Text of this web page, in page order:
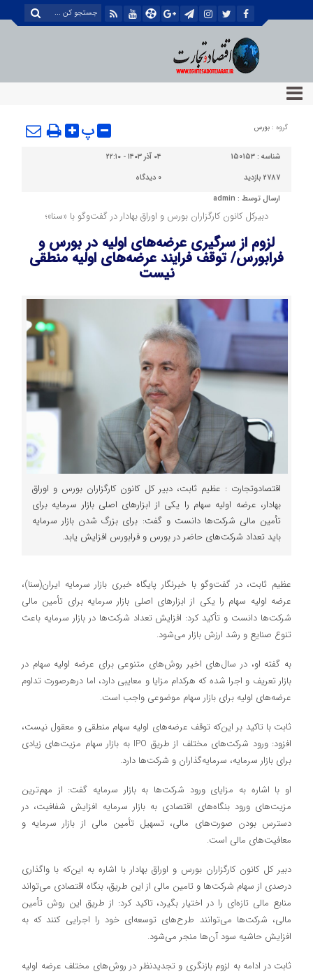
گروه : بورس پ
شناسه : 150153
۰۴ آذر ۱۴۰۳ - ۲۲:۱۰
2787 بازدید
0 دیدگاه
ارسال توسط : admin
دبیرکل کانون کارگزاران بورس و اوراق بهادار در گفت‌وگو با «سنا»؛
لزوم از سرگیری عرضه‌های اولیه در بورس و
فرابورس/ توقف فرایند عرضه‌های اولیه منطقی
نیست
اقتصادوتجارت : عظیم ثابت، دبیر کل کانون کارگزاران بورس و اوراق
بهادار، عرضه اولیه سهام را یکی از ابزارهای اصلی بازار سرمایه برای
تأمین مالی شرکت‌ها دانست و گفت: برای بزرگ شدن بازار سرمایه
باید تعداد شرکت‌های حاضر در بورس و فرابورس افزایش یابد.
عظیم ثابت، در گفت‌وگو با خبرنگار پایگاه خبری بازار سرمایه ایران(سنا)،
عرضه اولیه سهام را یکی از ابزارهای اصلی بازار سرمایه برای تأمین مالی
شرکت‌ها دانست و تأکید کرد: افزایش تعداد شرکت‌ها در بازار سرمایه باعث
تنوع صنایع و رشد ارزش بازار می‌شود.
به گفته او، در سال‌های اخیر روش‌های متنوعی برای عرضه اولیه سهام در
بازار تعریف و اجرا شده که هرکدام مزایا و معایبی دارد، اما درهرصورت تداوم
عرضه‌های اولیه برای بازار سهام موضوعی واجب است.
ثابت با تاکید بر این‌که توقف عرضه‌های اولیه سهام منطقی و معقول نیست،
افزود: ورود شرکت‌های مختلف از طریق IPO به بازار سهام مزیت‌های زیادی
برای بازار سرمایه، سرمایه‌گذاران و شرکت‌ها دارد.
او با اشاره به مزایای ورود شرکت‌ها به بازار سرمایه گفت: از مهم‌ترین
مزیت‌های ورود بنگاه‌های اقتصادی به بازار سرمایه افزایش شفافیت، در
دسترس بودن صورت‌های مالی، تسهیل تأمین مالی از بازار سرمایه و
معافیت‌های مالی است.
دبیر کل کانون کارگزاران بورس و اوراق بهادار با اشاره به این‌که با واگذاری
درصدی از سهام شرکت‌ها و تامین مالی از این طریق، بنگاه اقتصادی می‌تواند
منابع مالی تازه‌ای را در اختیار بگیرد، تاکید کرد: از طریق این روش تأمین
مالی، شرکت‌ها می‌توانند طرح‌های توسعه‌ای خود را اجرایی کنند که به
افزایش حاشیه سود آن‌ها منجر می‌شود.
ثابت در ادامه به لزوم بازنگری و تجدیدنظر در روش‌های مختلف عرضه اولیه